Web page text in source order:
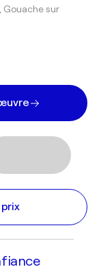
Gouache sur